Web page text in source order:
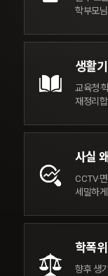
억울함은 바로잡
한 사람의 미래를
학부모님
생활
교육청·
재정리
사실
CCTV·
세밀하게
학폭
향후 생